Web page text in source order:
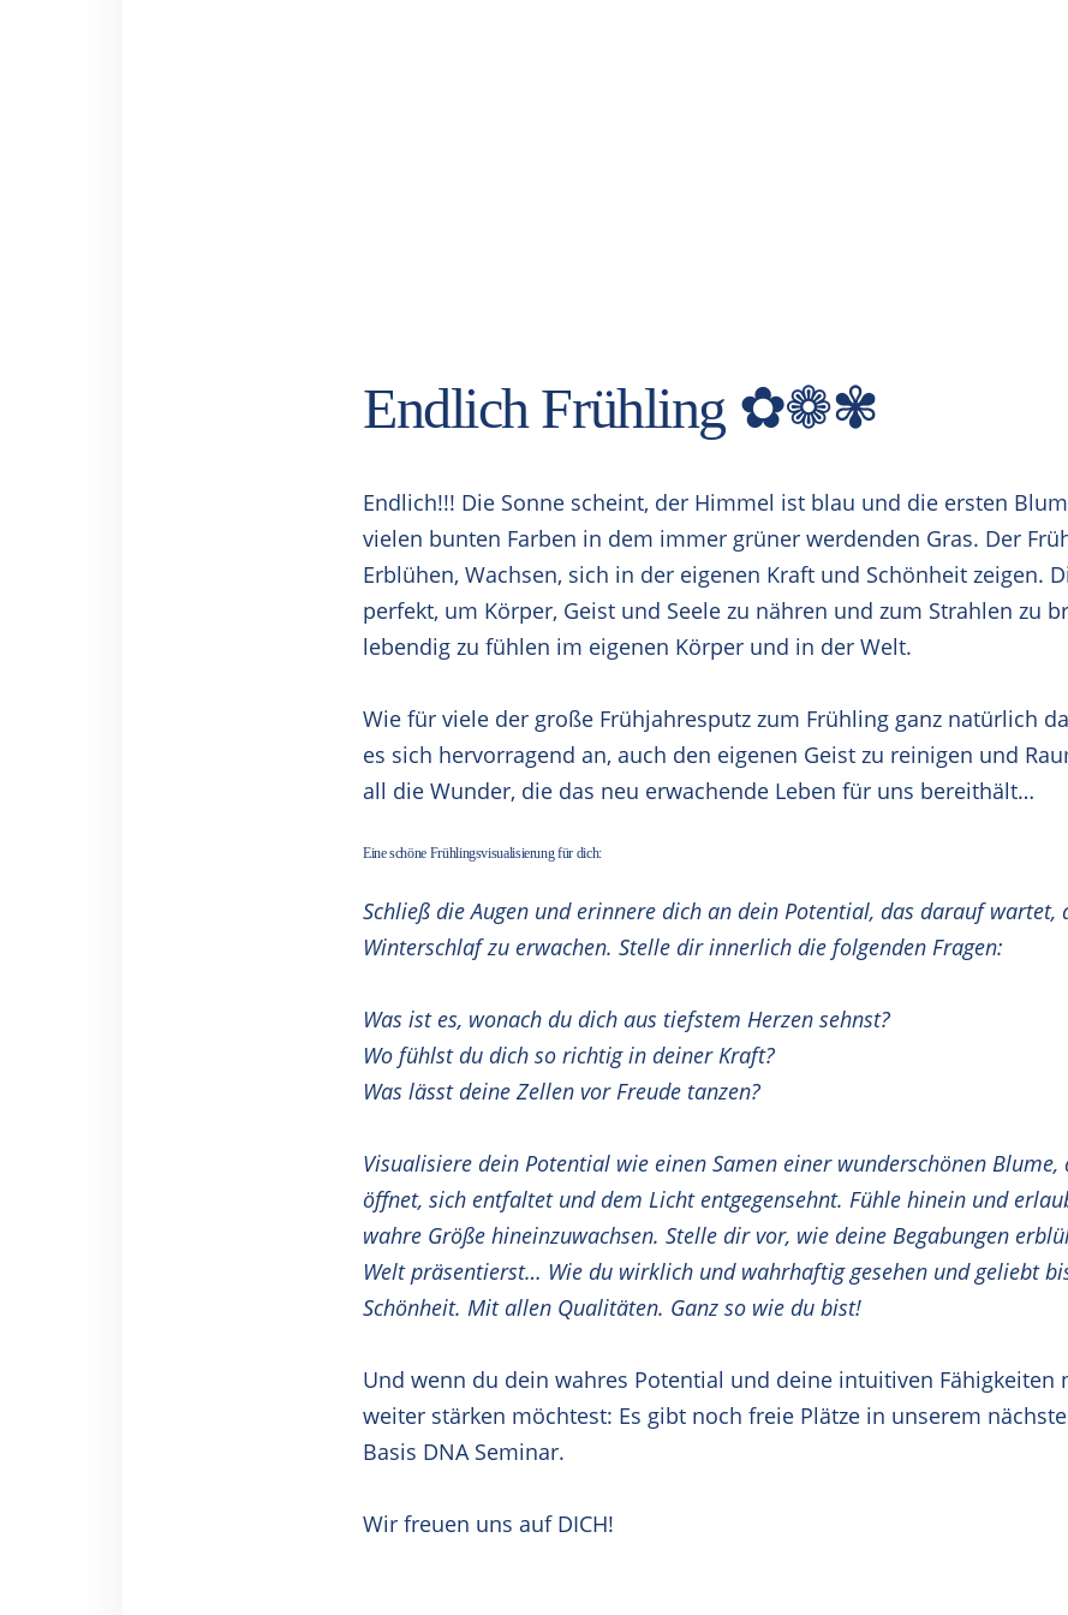
Endlich Frühling ✿❁✾
Endlich!!! Die Sonne scheint, der Himmel ist blau und die ersten
vielen bunten Farben in dem immer grüner werdenden Gras. Der
Erblühen, Wachsen, sich in der eigenen Kraft und Schönheit zeigen.
perfekt, um Körper, Geist und Seele zu nähren und zum Strahlen zu
lebendig zu fühlen im eigenen Körper und in der Welt.
Wie für viele der große Frühjahresputz zum Frühling ganz natürlich
es sich hervorragend an, auch den eigenen Geist zu reinigen und
all die Wunder, die das neu erwachende Leben für uns bereithält…
Eine schöne Frühlingsvisualisierung für dich:
Schließ die Augen und erinnere dich an dein Potential, das darauf wartet,
Winterschlaf zu erwachen. Stelle dir innerlich die folgenden Fragen:
Was ist es, wonach du dich aus tiefstem Herzen sehnst?
Wo fühlst du dich so richtig in deiner Kraft?
Was lässt deine Zellen vor Freude tanzen?
Visualisiere dein Potential wie einen Samen einer wunderschönen Blume,
öffnet, sich entfaltet und dem Licht entgegensehnt. Fühle hinein und
wahre Größe hineinzuwachsen. Stelle dir vor, wie deine Begabungen
Welt präsentierst… Wie du wirklich und wahrhaftig gesehen und geliebt
Schönheit. Mit allen Qualitäten. Ganz so wie du bist!
Und wenn du dein wahres Potential und deine intuitiven Fähigkeiten
weiter stärken möchtest: Es gibt noch freie Plätze in unserem
Basis DNA Seminar.
Wir freuen uns auf DICH!